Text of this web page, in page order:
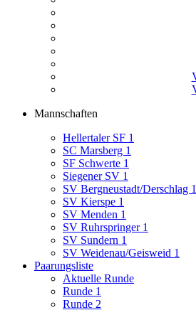
Mannschaften
Hellertaler SF 1
SC Marsberg 1
SF Schwerte 1
Siegener SV 1
SV Bergneustadt/Derschlag 1
SV Kierspe 1
SV Menden 1
SV Ruhrspringer 1
SV Sundern 1
SV Weidenau/Geisweid 1
Paarungsliste
Aktuelle Runde
Runde 1
Runde 2